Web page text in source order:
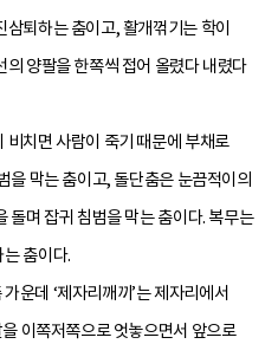
퇴하는 춤이고, 활개꺾기는 학이
양팔을 한쪽씩 접어 올렸다 내렸다
치면 사람이 죽기 때문에 부채로
을 막는 춤이고, 돌단춤은 눈끔적이의
돌며 잡귀 침범을 막는 춤이다. 복무는
춤이다.
운데 ‘제자리깨끼’는 제자리에서
이쪽저쪽으로 엇놓으면서 앞으로